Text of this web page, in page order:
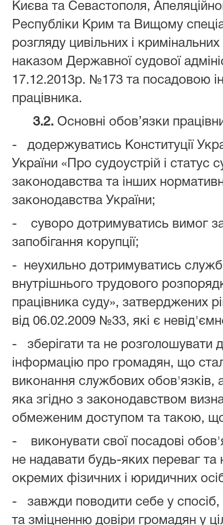
Києва та Севастополя,
Республіки Крим та Вищому
розгляду цивільних і
наказом Державної судової
17.12.2013р. №173 та посадовою
працівника.
3.2. Основні обов’язки
- додержуватись Конституції
України «Про судоустрій і статус
законодавства та інших
законодавства України;
- суворо дотримуватись вимог
запобігання корупції;
- неухильно дотримуватись
внутрішнього трудового
працівника суду», затверджених
від 06.02.2009 №33, які є
- зберігати та не розголошувати
інформацію про громадян, що
виконання службових обов'язків,
яка згідно з законодавством
обмеженим доступом та такою,
- виконувати свої посадові
не надавати будь-яких переваг та
окремих фізичних і юридичних
- завжди поводити себе у
та зміцненню довіри громадян у